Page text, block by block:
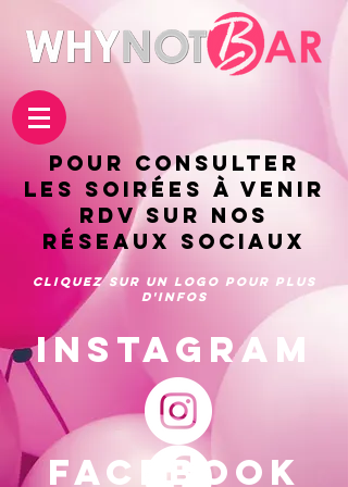
Pour CONSULTER
Les Soirées à venir
Rdv sur nos
réseaux sociaux
Cliquez sur un logo pour plus
d'infos
INSTAGRAM
facebook